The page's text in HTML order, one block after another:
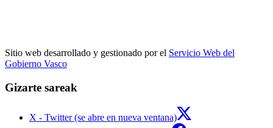
Sitio web desarrollado y gestionado por el Servicio Web del
Gobierno Vasco
Gizarte sareak
X - Twitter (se abre en nueva ventana)